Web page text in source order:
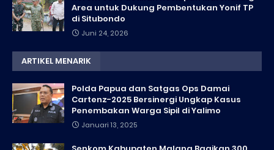
Area untuk Dukung Pembentukan Yonif TP
di Situbondo
Juni 24, 2026
ARTIKEL MENARIK
Polda Papua dan Satgas Ops Damai
Cartenz-2025 Bersinergi Ungkap Kasus
Penembakan Warga Sipil di Yalimo
Januari 13, 2025